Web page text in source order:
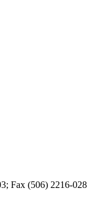
Fax (506) 2216-